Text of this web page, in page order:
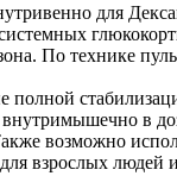
для
По технике
полной
в
возможно
взрослых людей